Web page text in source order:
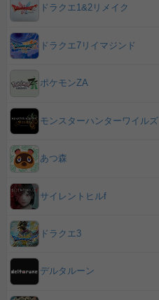
ドラクエ1&2リメイク
ドラクエ7リイマジンド
ポケモンZA
モンスターハンターワイルズ
あつ森
サイレントヒルf
ドラクエ3
デルタルーン